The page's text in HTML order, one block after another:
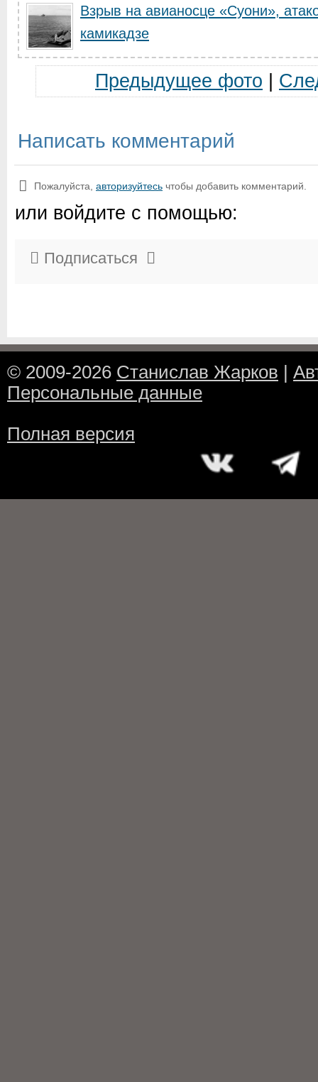
Взрыв на авианосце «Суони»,
камикадзе
Предыдущее фото
Написать комментарий
Пожалуйста, авторизуйтесь чтобы добавить комментарий.
или войдите с помощью:
Подписаться
© 2009-2026 Станислав Жарков
Персональные данные
Полная версия